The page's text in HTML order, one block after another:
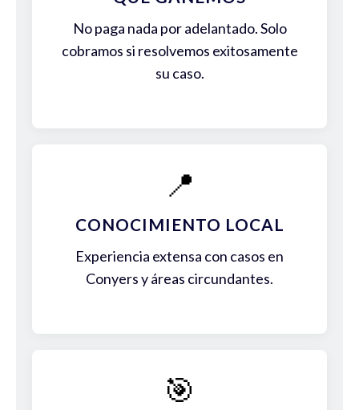
No paga nada por adelantado. Solo
cobramos si resolvemos exitosamente
su caso.
📍
CONOCIMIENTO LOCAL
Experiencia extensa con casos en
Conyers y áreas circundantes.
🎯